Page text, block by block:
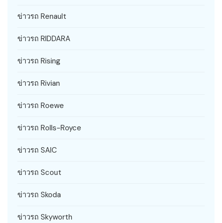
ข่าวรถ Renault
ข่าวรถ RIDDARA
ข่าวรถ Rising
ข่าวรถ Rivian
ข่าวรถ Roewe
ข่าวรถ Rolls-Royce
ข่าวรถ SAIC
ข่าวรถ Scout
ข่าวรถ Skoda
ข่าวรถ Skyworth